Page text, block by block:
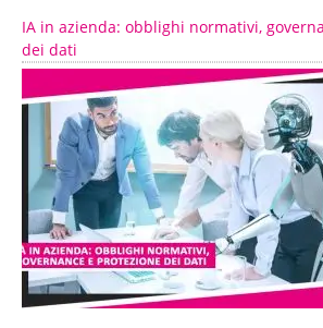
IA in azienda: obblighi normativi,
dei dati